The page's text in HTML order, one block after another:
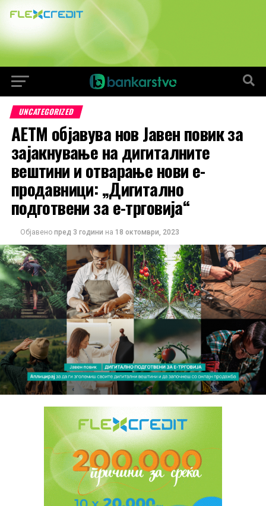
UNCATEGORIZED
АЕТМ објавува нов Jавен повик за
зајакнување на дигиталните
вештини и отварање нови е-
продавници: „Дигитално
подготвени за е-трговија“
Објавено пред 3 години на 18 октомври, 2023